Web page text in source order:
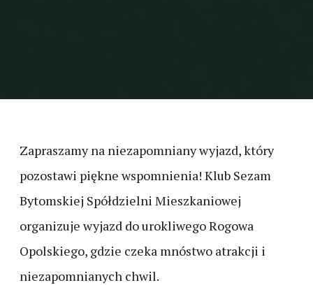
Zapraszamy na niezapomniany wyjazd, który
pozostawi piękne wspomnienia! Klub Sezam
Bytomskiej Spółdzielni Mieszkaniowej
organizuje wyjazd do urokliwego Rogowa
Opolskiego, gdzie czeka mnóstwo atrakcji i
niezapomnianych chwil.